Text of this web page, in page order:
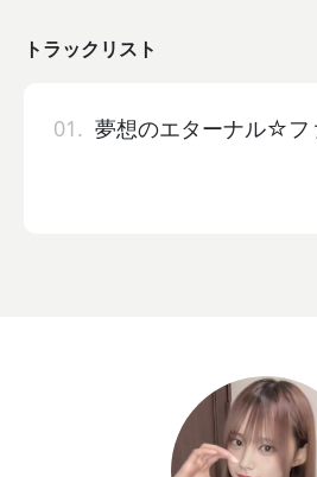
トラックリスト
01. 夢想のエターナル☆フ